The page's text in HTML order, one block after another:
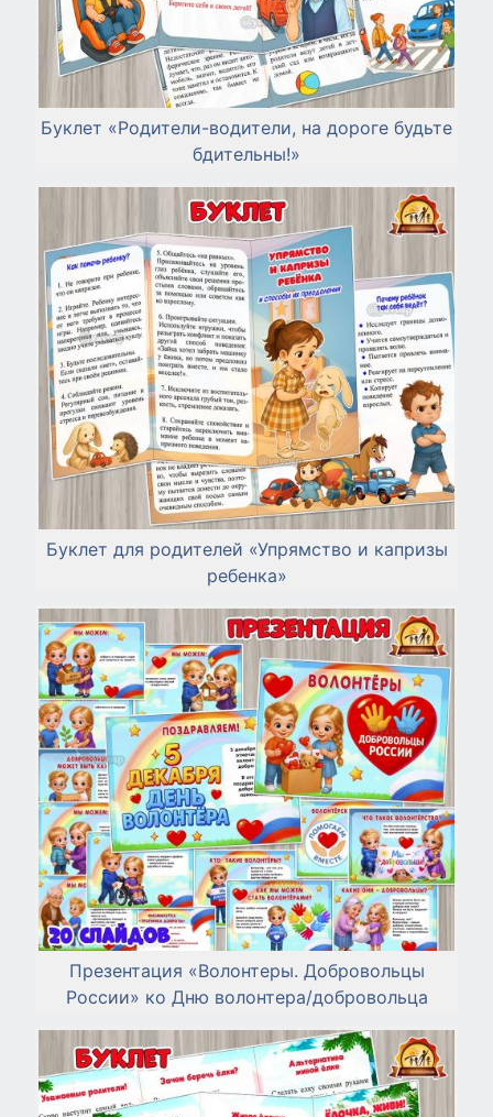
Буклет «Родители-водители, на дороге будьте
бдительны!»
Буклет для родителей «Упрямство и капризы
ребенка»
Презентация «Волонтеры. Добровольцы
России» ко Дню волонтера/добровольца